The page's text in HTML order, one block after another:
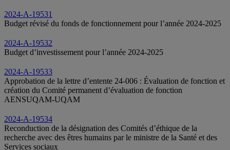
2024-A-19531
Budget révisé du fonds de fonctionnement pour l’année 2024-2025
2024-A-19532
Budget d’investissement pour l’année 2024-2025
2024-A-19533
Approbation de la lettre d’entente 24-006 : Évaluation de fonction et
création du Comité permanent d’évaluation de fonction
AENSUQAM-UQAM
2024-A-19534
Reconduction de la désignation des Comités d’éthique de la
recherche avec des êtres humains par le ministre de la Santé et des
Services sociaux